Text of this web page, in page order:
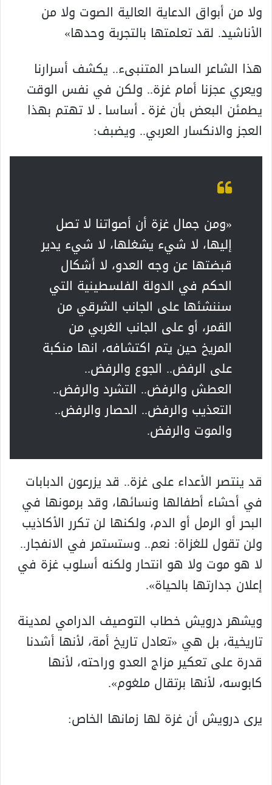
ولا من أبواق الدعاية العالية الصوت ولا من
الأناشيد. لقد تعلمتها بالتجربة وحدها»
هذا الشاعر الساحر المتنبىء.. يكشف أسرارنا
ويعري عجزنا أمام غزة.. ولكن في نفس الوقت
يطمئن البعض بأن غزة ـ أساسا ـ لا تهتم بهذا
العجز والانكسار العربي.. ويضبف:
«ومن جمال غزة أن أصواتنا لا تصل
إليها، لا شيء يشغلها، لا شيء يدير
قبضتها عن وجه العدو، لا أشكال
الحکم في الدولة الفلسطينية التي
سننشئها على الجانب الشرقي من
القمر، أو على الجانب الغربي من
المريخ حين يتم اکتشافه، انها منکبة
على الرفض.. الجوع والرفض..
العطش والرفض.. التشرد والرفض..
التعذيب والرفض.. الحصار والرفض..
والموت والرفض.
قد ينتصر الأعداء على غزة.. قد يزرعون الدبابات
في أحشاء أطفالها ونسائها، وقد برمونها في
البحر أو الرمل أو الدم، ولکنها لن تکرر الأكاذيب
ولن تقول للغزاة: نعم.. وستستمر في الانفجار..
لا هو موت ولا هو انتحار ولکنه أسلوب غزة في
إعلان جدارتها بالحياة».
ويشهر درويش خطاب التوصيف الدرامي لمدينة
تاريخية، بل هي «تعادل تاريخ أمة، لأنها أشدنا
قدرة على تعکير مزاج العدو وراحته، لأنها
کابوسه، لأنها برتقال ملغوم».
يرى درويش أن غزة لها زمانها الخاص: